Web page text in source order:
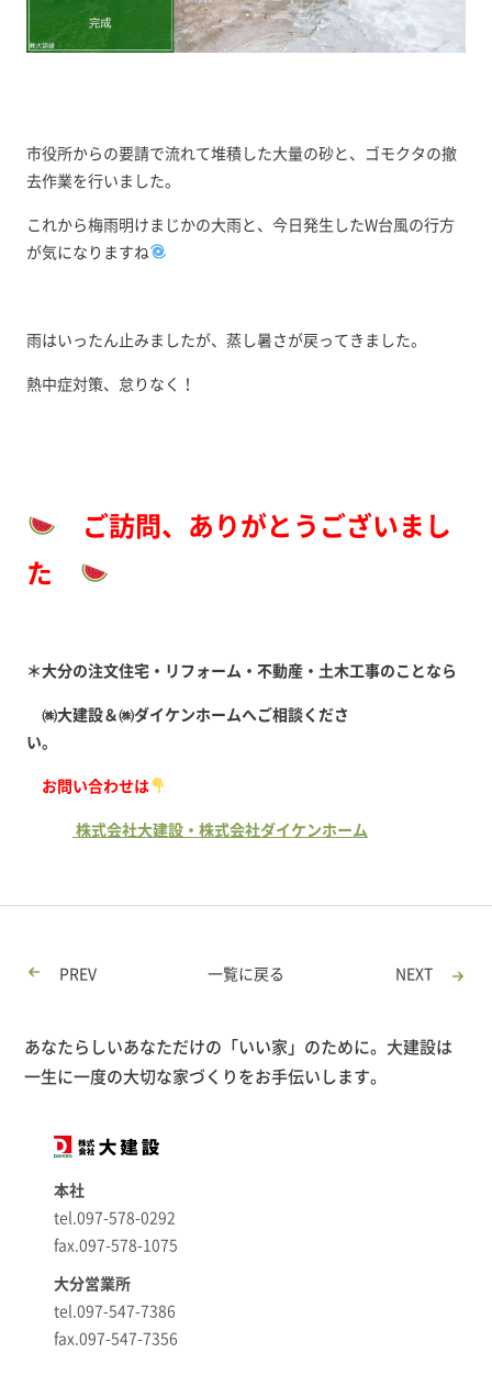
市役所からの要請で流れて堆積した大量の砂と、ゴモクタの撤
去作業を行いました。
これから梅雨明けまじかの大雨と、今日発生したW台風の行方
が気になりますね
雨はいったん止みましたが、蒸し暑さが戻ってきました。
熱中症対策、怠りなく！
ご訪問、ありがとうございまし
た
＊大分の注文住宅・リフォーム・不動産・土木工事のことなら
㈱大建設＆㈱ダイケンホームへご相談くださ
い。
お問い合わせは
株式会社大建設・株式会社ダイケンホーム
PREV 一覧に戻る NEXT
あなたらしいあなただけの「いい家」のために。大建設は
一生に一度の大切な家づくりをお手伝いします。
本社
tel.097-578-0292
fax.097-578-1075
大分営業所
tel.097-547-7386
fax.097-547-7356